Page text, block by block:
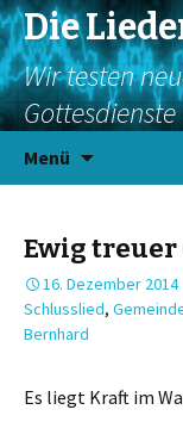
Die
Wir testen
Gottesdienste
Menü
Ewig treuer
16. Dezember 2014
Schlusslied,
Bernhard
Es liegt Kraft im